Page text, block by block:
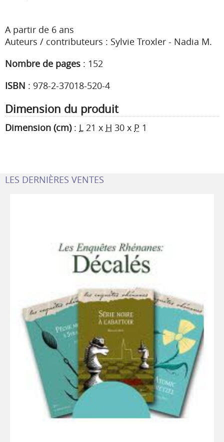
A partir de 6 ans
Auteurs / contributeurs : Sylvie Troxler - Nadia M.
Nombre de pages : 152
ISBN : 978-2-37018-520-4
Dimension du produit
Dimension (cm): L 21 x H 30 x P 1
LES DERNIÈRES VENTES